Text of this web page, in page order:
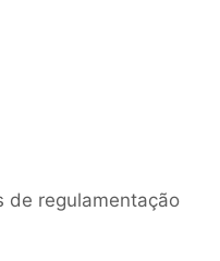
de regulamentação